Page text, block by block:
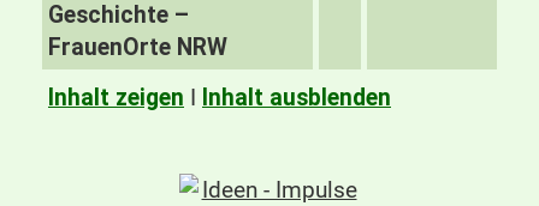
Geschichte –
FrauenOrte NRW
Inhalt zeigen I Inhalt ausblenden